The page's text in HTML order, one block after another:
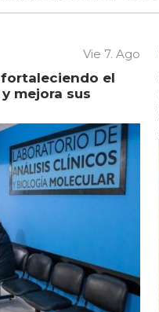
Vie 7. Ago
el
mejora sus